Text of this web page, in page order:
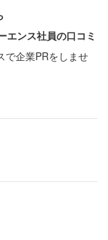
ないと困る』と
で業務に関
グループLINE
るのでは？』
を私本人に言う
エンス社員の口コミ
で企業PRをしませ